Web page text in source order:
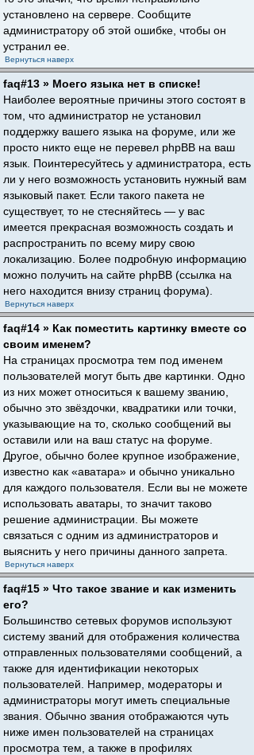
установлено на сервере. Сообщите
администратору об этой ошибке, чтобы он
устранил ее.
Вернуться наверх
faq#13 » Моего языка нет в списке!
Наиболее вероятные причины этого состоят в
том, что администратор не установил
поддержку вашего языка на форуме, или же
просто никто еще не перевел phpBB на ваш
язык. Поинтересуйтесь у администратора, есть
ли у него возможность установить нужный вам
языковый пакет. Если такого пакета не
существует, то не стесняйтесь — у вас
имеется прекрасная возможность создать и
распространить по всему миру свою
локализацию. Более подробную информацию
можно получить на сайте phpBB (ссылка на
него находится внизу страниц форума).
Вернуться наверх
faq#14 » Как поместить картинку вместе со
своим именем?
На страницах просмотра тем под именем
пользователей могут быть две картинки. Одно
из них может относиться к вашему званию,
обычно это звёздочки, квадратики или точки,
указывающие на то, сколько сообщений вы
оставили или на ваш статус на форуме.
Другое, обычно более крупное изображение,
известно как «аватара» и обычно уникально
для каждого пользователя. Если вы не можете
использовать аватары, то значит таково
решение администрации. Вы можете
связаться с одним из администраторов и
выяснить у него причины данного запрета.
Вернуться наверх
faq#15 » Что такое звание и как изменить
его?
Большинство сетевых форумов используют
систему званий для отображения количества
отправленных пользователями сообщений, а
также для идентификации некоторых
пользователей. Например, модераторы и
администраторы могут иметь специальные
звания. Обычно звания отображаются чуть
ниже имен пользователей на страницах
просмотра тем, а также в профилях